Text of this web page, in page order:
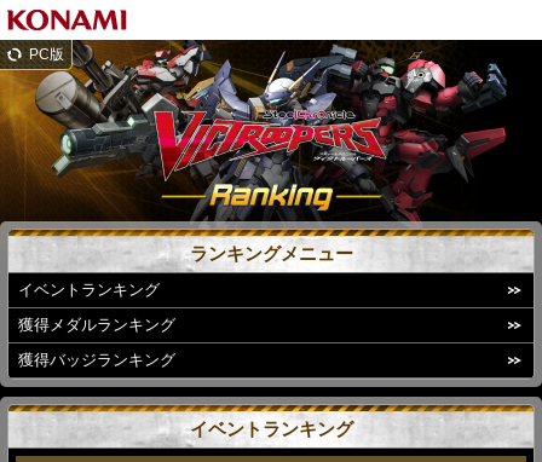
PC版
ランキングメニュー
イベントランキング
獲得メダルランキング
獲得バッジランキング
イベントランキング